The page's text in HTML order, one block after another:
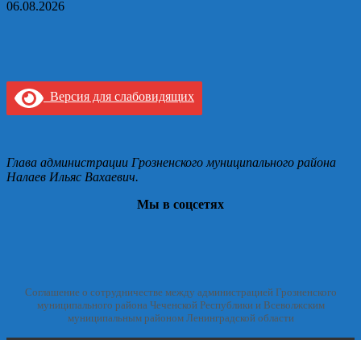
06.08.2026
Версия для слабовидящих
Глава администрации Грозненского муниципального района
Налаев Ильяс Вахаевич.
Мы в соцсетях
Соглашение о сотрудничестве между администрацией Грозненского
муниципального района Чеченской Республики и Всеволжским
муниципальным районом Ленинградской области